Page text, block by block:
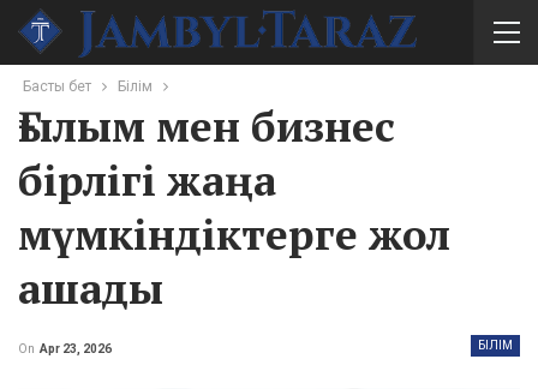
Басты бет Білім
Ғылым мен бизнес
бірлігі жаңа
мүмкіндіктерге жол
ашады
БІЛІМ
On Apr 23, 2026